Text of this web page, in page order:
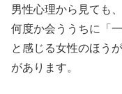
男性心理から見ても
何度か会ううちに「
と感じる女性のほう
があります。